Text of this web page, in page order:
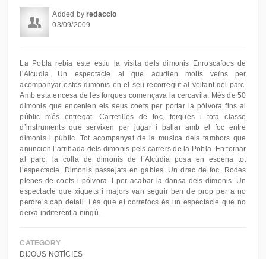
Added byredaccio
03/09/2009
La Pobla rebia este estiu la visita dels dimonis Enroscafocs de
l’Alcudia. Un espectacle al que acudien molts veïns per
acompanyar estos dimonis en el seu recorregut al voltant del parc.
Amb esta encesa de les forques començava la cercavila. Més de 50
dimonis que encenien els seus coets per portar la pólvora fins al
públic més entregat. Carretilles de foc, forques i tota classe
d’instruments que servixen per jugar i ballar amb el foc entre
dimonis i públic. Tot acompanyat de la musica dels tambors que
anuncien l’arribada dels dimonis pels carrers de la Pobla. En tornar
al parc, la colla de dimonis de l’Alcúdia posa en escena tot
l’espectacle. Dimonis passejats en gàbies. Un drac de foc. Rodes
plenes de coets i pólvora. I per acabar la dansa dels dimonis. Un
espectacle que xiquets i majors van seguir ben de prop per a no
perdre’s cap detall. I és que el correfocs és un espectacle que no
deixa indiferent a ningú.
CATEGORY
DIJOUS NOTÍCIES